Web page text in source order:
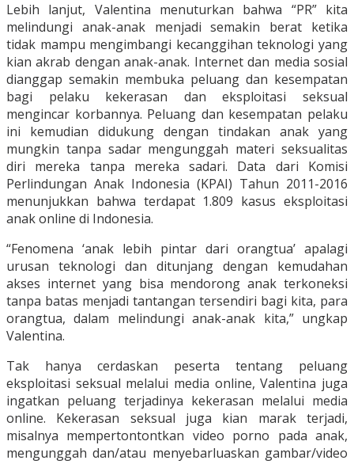
Lebih lanjut, Valentina menuturkan bahwa “PR” kita
melindungi anak-anak menjadi semakin berat ketika
tidak mampu mengimbangi kecanggihan teknologi yang
kian akrab dengan anak-anak. Internet dan media sosial
dianggap semakin membuka peluang dan kesempatan
bagi pelaku kekerasan dan eksploitasi seksual
mengincar korbannya. Peluang dan kesempatan pelaku
ini kemudian didukung dengan tindakan anak yang
mungkin tanpa sadar mengunggah materi seksualitas
diri mereka tanpa mereka sadari. Data dari Komisi
Perlindungan Anak Indonesia (KPAI) Tahun 2011-2016
menunjukkan bahwa terdapat 1.809 kasus eksploitasi
anak online di Indonesia.
“Fenomena ‘anak lebih pintar dari orangtua’ apalagi
urusan teknologi dan ditunjang dengan kemudahan
akses internet yang bisa mendorong anak terkoneksi
tanpa batas menjadi tantangan tersendiri bagi kita, para
orangtua, dalam melindungi anak-anak kita,” ungkap
Valentina.
Tak hanya cerdaskan peserta tentang peluang
eksploitasi seksual melalui media online, Valentina juga
ingatkan peluang terjadinya kekerasan melalui media
online. Kekerasan seksual juga kian marak terjadi,
misalnya mempertontontkan video porno pada anak,
mengunggah dan/atau menyebarluaskan gambar/video